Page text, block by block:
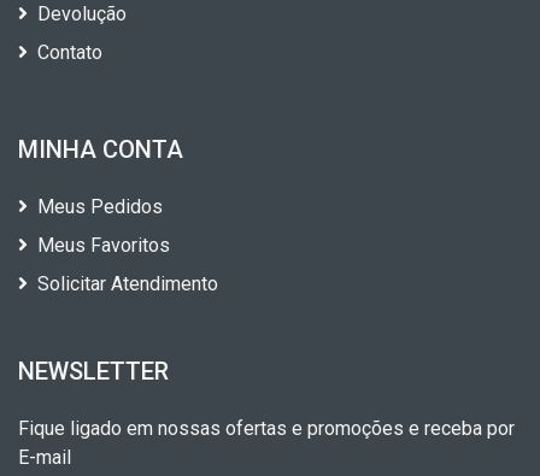
Devolução
Contato
MINHA CONTA
Meus Pedidos
Meus Favoritos
Solicitar Atendimento
NEWSLETTER
Fique ligado em nossas ofertas e promoções e receba por
E-mail